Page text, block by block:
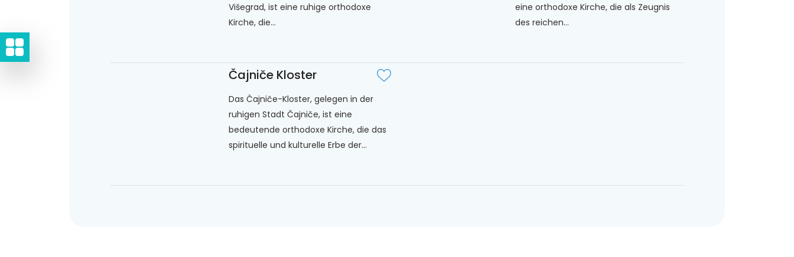
Višegrad, ist eine ruhige orthodoxe
Kirche, die...
eine orthodoxe Kirche, die als Zeugnis
des reichen...
Čajniče Kloster
Das Čajniče-Kloster, gelegen in der
ruhigen Stadt Čajniče, ist eine
bedeutende orthodoxe Kirche, die das
spirituelle und kulturelle Erbe der...